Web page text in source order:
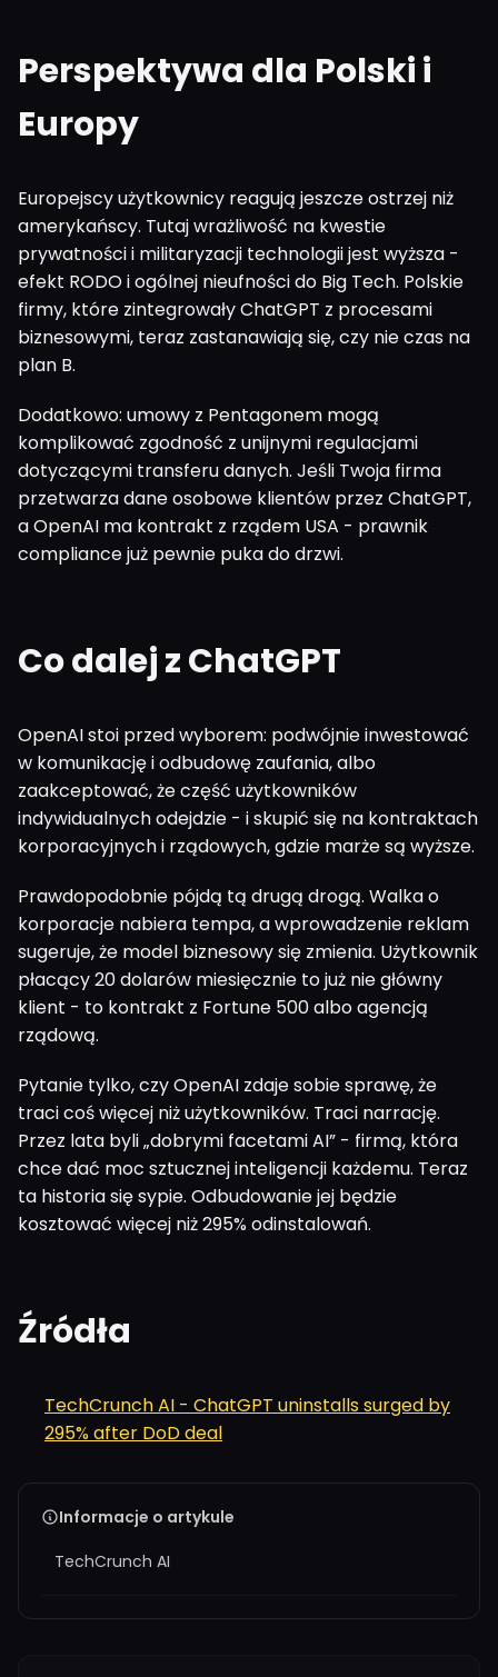
Perspektywa dla Polski i
Europy
Europejscy użytkownicy reagują jeszcze ostrzej niż
amerykańscy. Tutaj wrażliwość na kwestie
prywatności i militaryzacji technologii jest wyższa -
efekt RODO i ogólnej nieufności do Big Tech. Polskie
firmy, które zintegrowały ChatGPT z procesami
biznesowymi, teraz zastanawiają się, czy nie czas na
plan B.
Dodatkowo: umowy z Pentagonem mogą
komplikować zgodność z unijnymi regulacjami
dotyczącymi transferu danych. Jeśli Twoja firma
przetwarza dane osobowe klientów przez ChatGPT,
a OpenAI ma kontrakt z rządem USA - prawnik
compliance już pewnie puka do drzwi.
Co dalej z ChatGPT
OpenAI stoi przed wyborem: podwójnie inwestować
w komunikację i odbudowę zaufania, albo
zaakceptować, że część użytkowników
indywidualnych odejdzie - i skupić się na kontraktach
korporacyjnych i rządowych, gdzie marże są wyższe.
Prawdopodobnie pójdą tą drugą drogą. Walka o
korporacje nabiera tempa, a wprowadzenie reklam
sugeruje, że model biznesowy się zmienia. Użytkownik
płacący 20 dolarów miesięcznie to już nie główny
klient - to kontrakt z Fortune 500 albo agencją
rządową.
Pytanie tylko, czy OpenAI zdaje sobie sprawę, że
traci coś więcej niż użytkowników. Traci narrację.
Przez lata byli „dobrymi facetami AI” - firmą, która
chce dać moc sztucznej inteligencji każdemu. Teraz
ta historia się sypie. Odbudowanie jej będzie
kosztować więcej niż 295% odinstalowań.
Źródła
TechCrunch AI - ChatGPT uninstalls surged by
295% after DoD deal
Informacje o artykule
TechCrunch AI